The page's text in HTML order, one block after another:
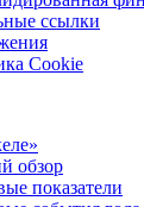
ссылки
Cookie
обзор
показатели